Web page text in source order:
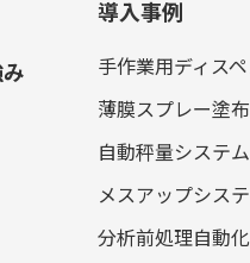
導入事例
手作業用ディス
薄膜スプレー塗布
自動秤量システム
メスアップシス
分析前処理自動